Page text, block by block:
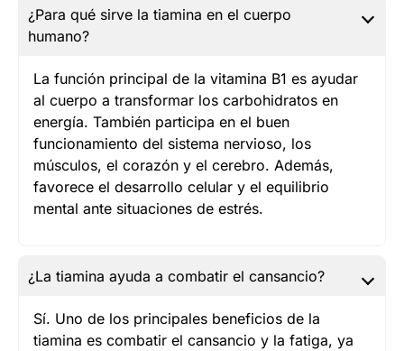
¿Para qué sirve la tiamina en el cuerpo
humano?
La función principal de la vitamina B1 es ayudar
al cuerpo a transformar los carbohidratos en
energía. También participa en el buen
funcionamiento del sistema nervioso, los
músculos, el corazón y el cerebro. Además,
favorece el desarrollo celular y el equilibrio
mental ante situaciones de estrés.
¿La tiamina ayuda a combatir el cansancio?
Sí. Uno de los principales beneficios de la
tiamina es combatir el cansancio y la fatiga, ya